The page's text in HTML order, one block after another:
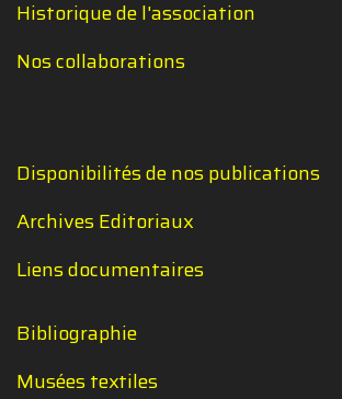
Historique de l'association
Nos collaborations
Disponibilités de nos publications
Archives Editoriaux
Liens documentaires
Bibliographie
Musées textiles